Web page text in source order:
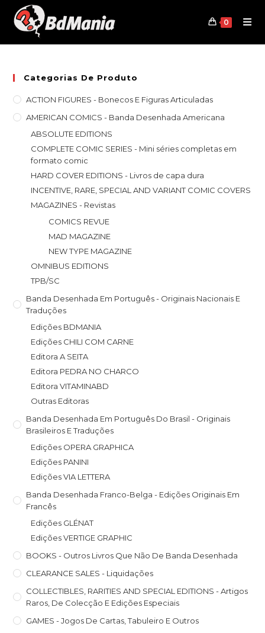
content
0
Categorias De Produto
ACTION FIGURES - Bonecos E Figuras Articuladas
AMERICAN COMICS - Banda Desenhada Americana
ABSOLUTE EDITIONS
COMPLETE COMIC SERIES - Mini séries completas em
formato comic
HARD COVER EDITIONS - Livros de capa dura
INCENTIVE, RARE, SPECIAL AND VARIANT COMIC COVERS
MAGAZINES - Revistas
COMICS REVUE
MAD MAGAZINE
NEW TYPE MAGAZINE
OMNIBUS EDITIONS
TPB/SC
Banda Desenhada Em Português - Originais Nacionais E
Traduções
Edições BDMANIA
Edições CHILI COM CARNE
Editora A SEITA
Editora PEDRA NO CHARCO
Editora VITAMINABD
Outras Editoras
Banda Desenhada Em Português Do Brasil - Originais
Brasileiros E Traduções
Edições OPERA GRAPHICA
Edições PANINI
Edições VIA LETTERA
Banda Desenhada Franco-Belga - Edições Originais Em
Francês
Edições GLÉNAT
Edições VERTIGE GRAPHIC
BOOKS - Outros Livros Que Não De Banda Desenhada
CLEARANCE SALES - Liquidações
COLLECTIBLES, RARITIES AND SPECIAL EDITIONS - Artigos
Raros, De Colecção E Edições Especiais
GAMES - Jogos De Cartas, Tabuleiro E Outros